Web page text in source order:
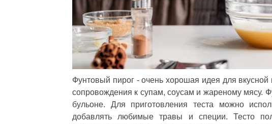
Фунтовый пирог - очень хорошая идея для
сопровождения к супам, соусам и жареному мясу.
бульоне. Для приготовления теста можно
добавлять любимые травы и специи. Тесто